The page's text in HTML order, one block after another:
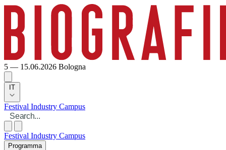
5 — 15.06.2026 Bologna
IT
Festival Industry Campus
Festival Industry Campus
Programma